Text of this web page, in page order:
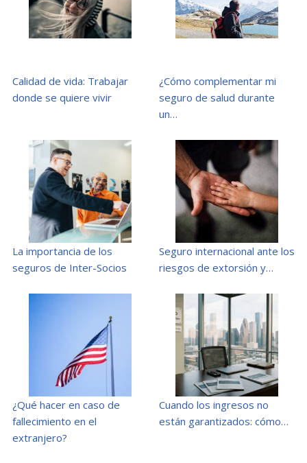
Calidad de vida: Trabajar
donde se quiere vivir
¿Cómo complementar mi
seguro de salud durante
un…
La importancia de los
seguros de Inter-Socios
Seguro internacional ante los
riesgos de extorsión y…
¿Qué hacer en caso de
fallecimiento en el
extranjero?
Cuando los ingresos no
están garantizados: cómo…